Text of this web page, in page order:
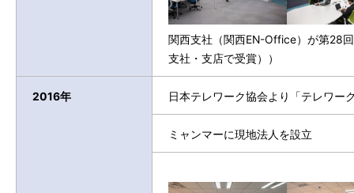
関西支社（関西EN-Office）が第28
支社・支店で受賞））
2016年 日本テレワーク協会より「テレワー
ミャンマーに現地法人を設立